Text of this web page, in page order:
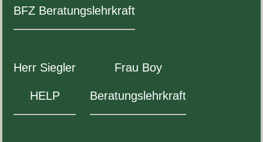
BFZ Beratungslehrkraft
Herr Siegler
HELP
Frau Boy
Beratungslehrkraft